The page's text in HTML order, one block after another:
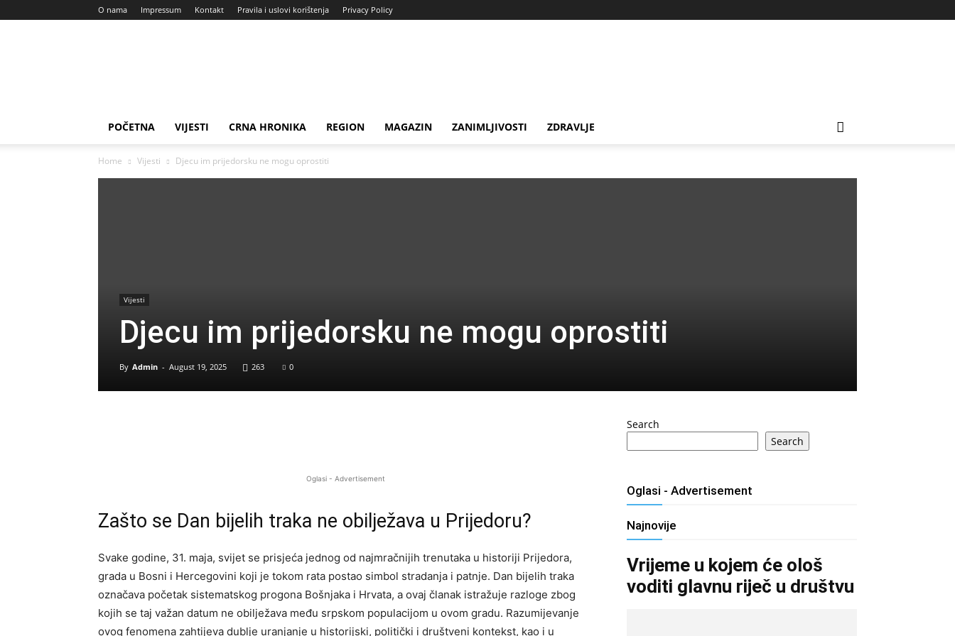
O nama Impressum Kontakt Pravila i uslovi korištenja Privacy Policy
POČETNA VIJESTI CRNA HRONIKA REGION MAGAZIN ZANIMLJIVOSTI ZDRAVLJE
Home Vijesti Djecu im prijedorsku ne mogu oprostiti
Vijesti
Djecu im prijedorsku ne mogu oprostiti
By Admin - August 19, 2025 263
Oglasi - Advertisement
Zašto se Dan bijelih traka ne obilježava u Prijedoru?
Svake godine, 31. maja, svijet se prisjeća jednog od najmračnijih trenutaka u historiji Prijedora,
grada u Bosni i Hercegovini koji je tokom rata postao simbol stradanja i patnje. Dan bijelih traka
označava početak sistematskog progona Bošnjaka i Hrvata, a ovaj članak istražuje razloge zbog
kojih se taj važan datum ne obilježava među srpskom populacijom u ovom gradu. Razumijevanje
ovog fenomena zahtijeva dublje uranjanje u historijski, politički i društveni kontekst, kao i u
Search
Search
Oglasi - Advertisement
Najnovije
Vrijeme u kojem će ološ
voditi glavnu riječ u društvu